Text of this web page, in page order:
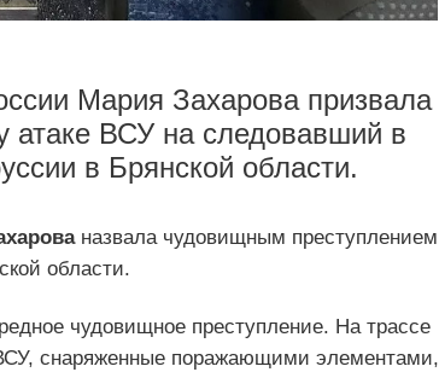
Мария Захарова призвала
атаке ВСУ на следовавший в
в Брянской области.
назвала чудовищным преступлением
области.
чудовищное преступление. На трассе
снаряженные поражающими элементами,